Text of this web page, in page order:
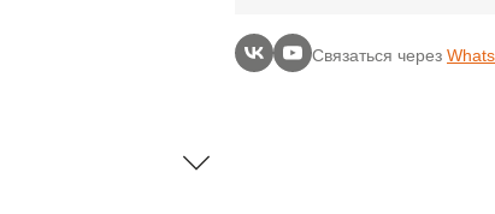
Связаться через